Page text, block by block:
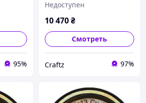
95%
Недоступен
10 470₴
Смотреть
Craftz 97%